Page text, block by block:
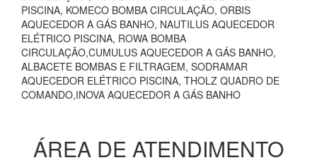
PISCINA, KOMECO BOMBA CIRCULAÇÃO, ORBIS
AQUECEDOR A GÁS BANHO, NAUTILUS AQUECEDOR
ELÉTRICO PISCINA, ROWA BOMBA
CIRCULAÇÃO,CUMULUS AQUECEDOR A GÁS BANHO,
ALBACETE BOMBAS E FILTRAGEM, SODRAMAR
AQUECEDOR ELÉTRICO PISCINA, THOLZ QUADRO DE
COMANDO,INOVA AQUECEDOR A GÁS BANHO
ÁREA DE ATENDIMENTO